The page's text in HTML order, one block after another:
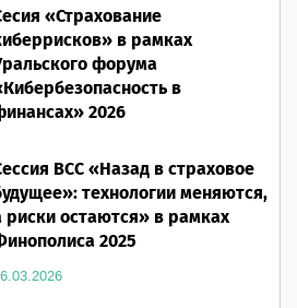
«Страхование
в рамках
форума
в
2026
ВСС «Назад в страховое
технологии меняются,
риски остаются» в рамках
2025